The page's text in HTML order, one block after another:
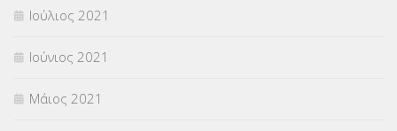
Ιούλιος 2021
Ιούνιος 2021
Μάιος 2021